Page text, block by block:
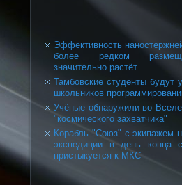
Эффективность
более редком
значительно растёт
Тамбовские студенты будут
школьников
Учёные обнаружили во
"космического захватчика"
Корабль "Союз" с экипажем
экспедиции в день конца
пристыкуется к МКС